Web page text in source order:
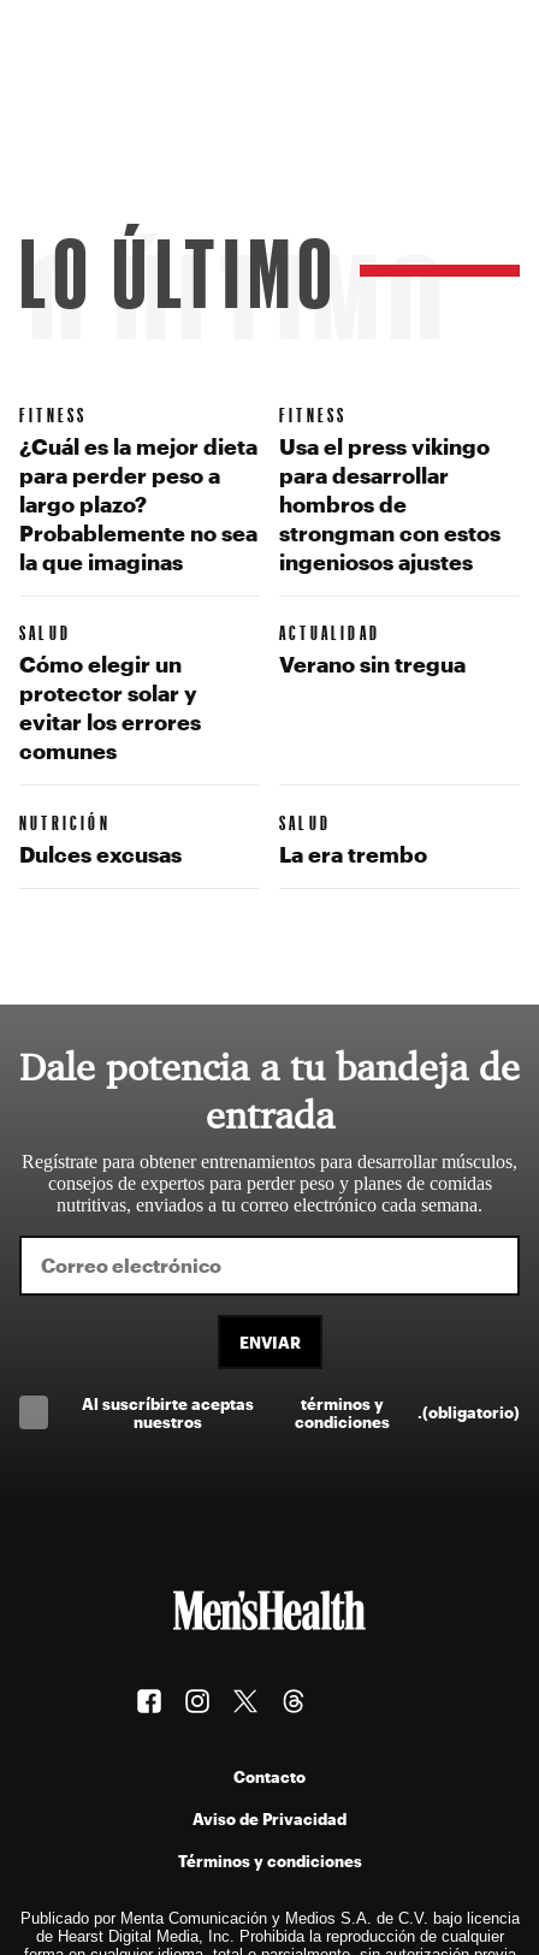
ÚLTIMO
LO ÚLTIMO
FITNESS
¿Cuál es la mejor dieta
para perder peso a
largo plazo?
Probablemente no sea
la que imaginas
FITNESS
Usa el press vikingo
para desarrollar
hombros de
strongman con estos
ingeniosos ajustes
SALUD
Cómo elegir un
protector solar y
evitar los errores
comunes
ACTUALIDAD
Verano sin tregua
NUTRICIÓN
Dulces excusas
SALUD
La era trembo
Dale potencia a tu bandeja de
entrada
Regístrate para obtener entrenamientos para desarrollar músculos,
consejos de expertos para perder peso y planes de comidas
nutritivas, enviados a tu correo electrónico cada semana.
ENVIAR
Al suscríbirte aceptas
nuestros
términos y
condiciones
.(obligatorio)
Contacto
Aviso de Privacidad
Términos y condiciones
Publicado por Menta Comunicación y Medios S.A. de C.V. bajo licencia
de Hearst Digital Media, Inc. Prohibida la reproducción de cualquier